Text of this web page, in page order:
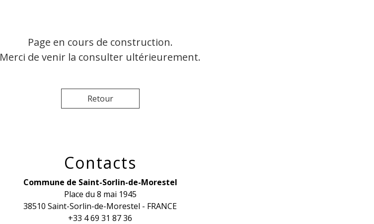
Page en cours de construction.
Merci de venir la consulter ultérieurement.
Retour
Contacts
Commune de Saint-Sorlin-de-Morestel
Place du 8 mai 1945
38510 Saint-Sorlin-de-Morestel - FRANCE
+33 4 69 31 87 36